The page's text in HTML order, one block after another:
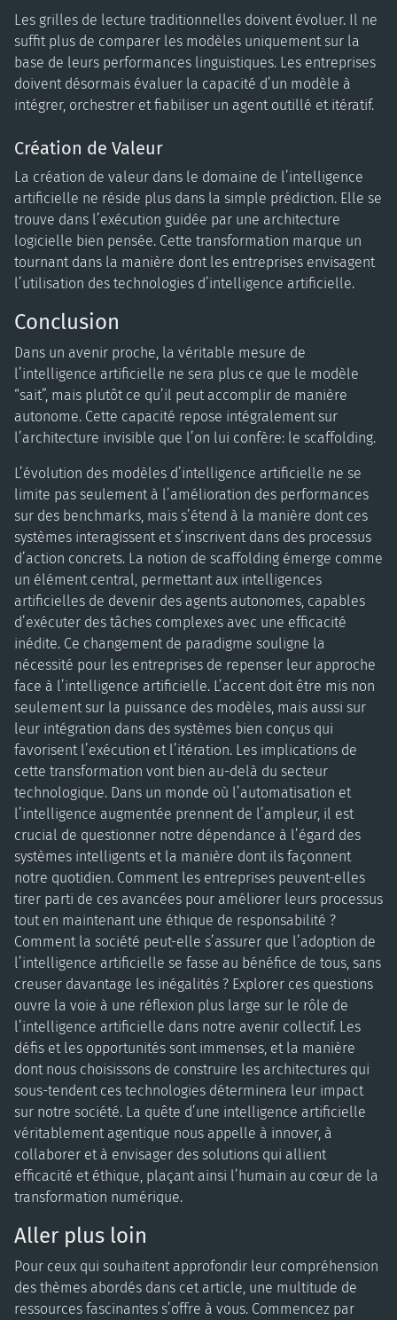
Les grilles de lecture traditionnelles doivent évoluer. Il ne
suffit plus de comparer les modèles uniquement sur la
base de leurs performances linguistiques. Les entreprises
doivent désormais évaluer la capacité d’un modèle à
intégrer, orchestrer et fiabiliser un agent outillé et itératif.
Création de Valeur
La création de valeur dans le domaine de l’intelligence
artificielle ne réside plus dans la simple prédiction. Elle se
trouve dans l’exécution guidée par une architecture
logicielle bien pensée. Cette transformation marque un
tournant dans la manière dont les entreprises envisagent
l’utilisation des technologies d’intelligence artificielle.
Conclusion
Dans un avenir proche, la véritable mesure de
l’intelligence artificielle ne sera plus ce que le modèle
“sait”, mais plutôt ce qu’il peut accomplir de manière
autonome. Cette capacité repose intégralement sur
l’architecture invisible que l’on lui confère: le scaffolding.
L’évolution des modèles d’intelligence artificielle ne se
limite pas seulement à l’amélioration des performances
sur des benchmarks, mais s’étend à la manière dont ces
systèmes interagissent et s’inscrivent dans des processus
d’action concrets. La notion de scaffolding émerge comme
un élément central, permettant aux intelligences
artificielles de devenir des agents autonomes, capables
d’exécuter des tâches complexes avec une efficacité
inédite. Ce changement de paradigme souligne la
nécessité pour les entreprises de repenser leur approche
face à l’intelligence artificielle. L’accent doit être mis non
seulement sur la puissance des modèles, mais aussi sur
leur intégration dans des systèmes bien conçus qui
favorisent l’exécution et l’itération. Les implications de
cette transformation vont bien au-delà du secteur
technologique. Dans un monde où l’automatisation et
l’intelligence augmentée prennent de l’ampleur, il est
crucial de questionner notre dépendance à l’égard des
systèmes intelligents et la manière dont ils façonnent
notre quotidien. Comment les entreprises peuvent-elles
tirer parti de ces avancées pour améliorer leurs processus
tout en maintenant une éthique de responsabilité ?
Comment la société peut-elle s’assurer que l’adoption de
l’intelligence artificielle se fasse au bénéfice de tous, sans
creuser davantage les inégalités ? Explorer ces questions
ouvre la voie à une réflexion plus large sur le rôle de
l’intelligence artificielle dans notre avenir collectif. Les
défis et les opportunités sont immenses, et la manière
dont nous choisissons de construire les architectures qui
sous-tendent ces technologies déterminera leur impact
sur notre société. La quête d’une intelligence artificielle
véritablement agentique nous appelle à innover, à
collaborer et à envisager des solutions qui allient
efficacité et éthique, plaçant ainsi l’humain au cœur de la
transformation numérique.
Aller plus loin
Pour ceux qui souhaitent approfondir leur compréhension
des thèmes abordés dans cet article, une multitude de
ressources fascinantes s’offre à vous. Commencez par